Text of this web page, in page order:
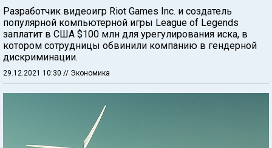
Разработчик видеоигр Riot Games Inc. и создатель
популярной компьютерной игры League of Legends
заплатит в США $100 млн для урегулирования иска, в
котором сотрудницы обвинили компанию в гендерной
дискриминации.
29.12.2021 10:30 // Экономика